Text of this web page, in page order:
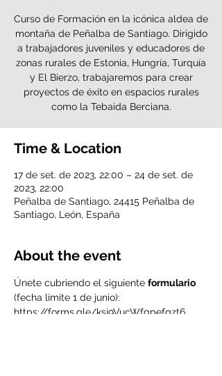
Curso de Formación en la icónica aldea de
montaña de Peñalba de Santiago. Dirigido
a trabajadores juveniles y educadores de
zonas rurales de Estonia, Hungría, Turquía
y El Bierzo, trabajaremos para crear
proyectos de éxito en espacios rurales
como la Tebaida Berciana.
Time & Location
17 de set. de 2023, 22:00 – 24 de set. de
2023, 22:00
Peñalba de Santiago, 24415 Peñalba de
Santiago, León, España
About the event
Únete cubriendo el siguiente formulario
(fecha límite 1 de junio):
https://forms.gle/ksj9VucWfgpefqzt6